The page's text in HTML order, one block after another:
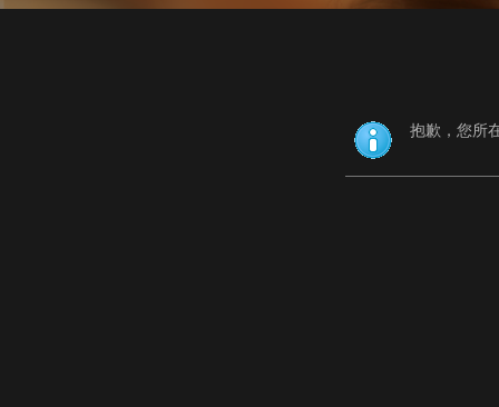
抱歉，您所